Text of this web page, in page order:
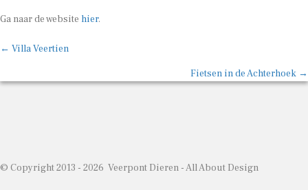
Ga naar de website hier.
Posts
← Villa Veertien
Fietsen in de Achterhoek →
© Copyright 2013 - 2026 Veerpont Dieren -All About Design